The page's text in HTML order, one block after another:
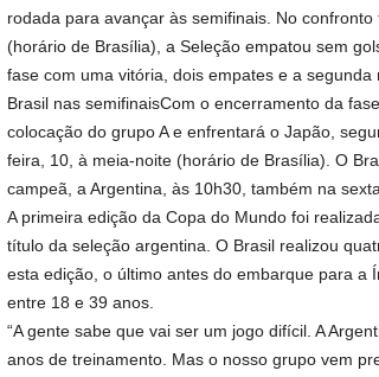
rodada para avançar às semifinais. No
(horário de Brasília), a Seleção empatou sem
fase com uma vitória, dois empates e a segunda
Brasil nas semifinaisCom o encerramento da
colocação do grupo A e enfrentará o Japão,
feira, 10, à meia-noite (horário de Brasília). O
campeã, a Argentina, às 10h30, também na
A primeira edição da Copa do Mundo foi
título da seleção argentina. O Brasil realizou
esta edição, o último antes do embarque para a
entre 18 e 39 anos.
“A gente sabe que vai ser um jogo difícil. A
anos de treinamento. Mas o nosso grupo vem